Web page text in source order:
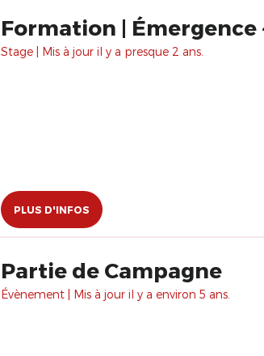
Formation | Émergence
Stage | Mis à jour il y a presque 2 ans.
PLUS D'INFOS
Partie de Campagne
Évènement | Mis à jour il y a environ 5 ans.